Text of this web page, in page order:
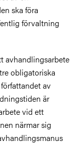
ska föra
förvaltning
avhandlingsarbete
obligatoriska
av
är
vid ett
närmar sig